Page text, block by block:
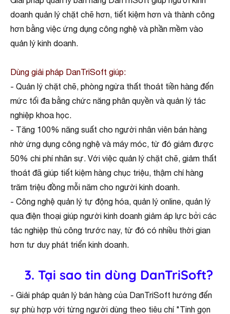
doanh quản lý chặt chẽ hơn, tiết kiệm hơn và thành công
hơn bằng việc ứng dụng công nghệ và phần mềm vào
quản lý kinh doanh.
Dùng giải pháp DanTriSoft giúp:
- Quản lý chặt chẽ, phòng ngừa thất thoát tiền hàng đến
mức tối đa bằng chức năng phân quyền và quản lý tác
nghiệp khoa học.
- Tăng 100% năng suất cho người nhân viên bán hàng
nhờ ứng dụng công nghệ và máy móc, từ đó giảm được
50% chi phí nhân sự. Với việc quản lý chặt chẽ, giảm thất
thoát đã giúp tiết kiệm hàng chục triệu, thậm chí hàng
trăm triệu đồng mỗi năm cho người kinh doanh.
- Công nghệ quản lý tự động hóa, quản lý online, quản lý
qua điện thoại giúp người kinh doanh giảm áp lực bởi các
tác nghiệp thủ công trước nay, từ đó có nhiều thời gian
hơn tư duy phát triển kinh doanh.
3. Tại sao tin dùng DanTriSoft?
- Giải pháp quản lý bán hàng của DanTriSoft hướng đến
sự phù hợp với từng người dùng theo tiêu chí "Tinh gọn